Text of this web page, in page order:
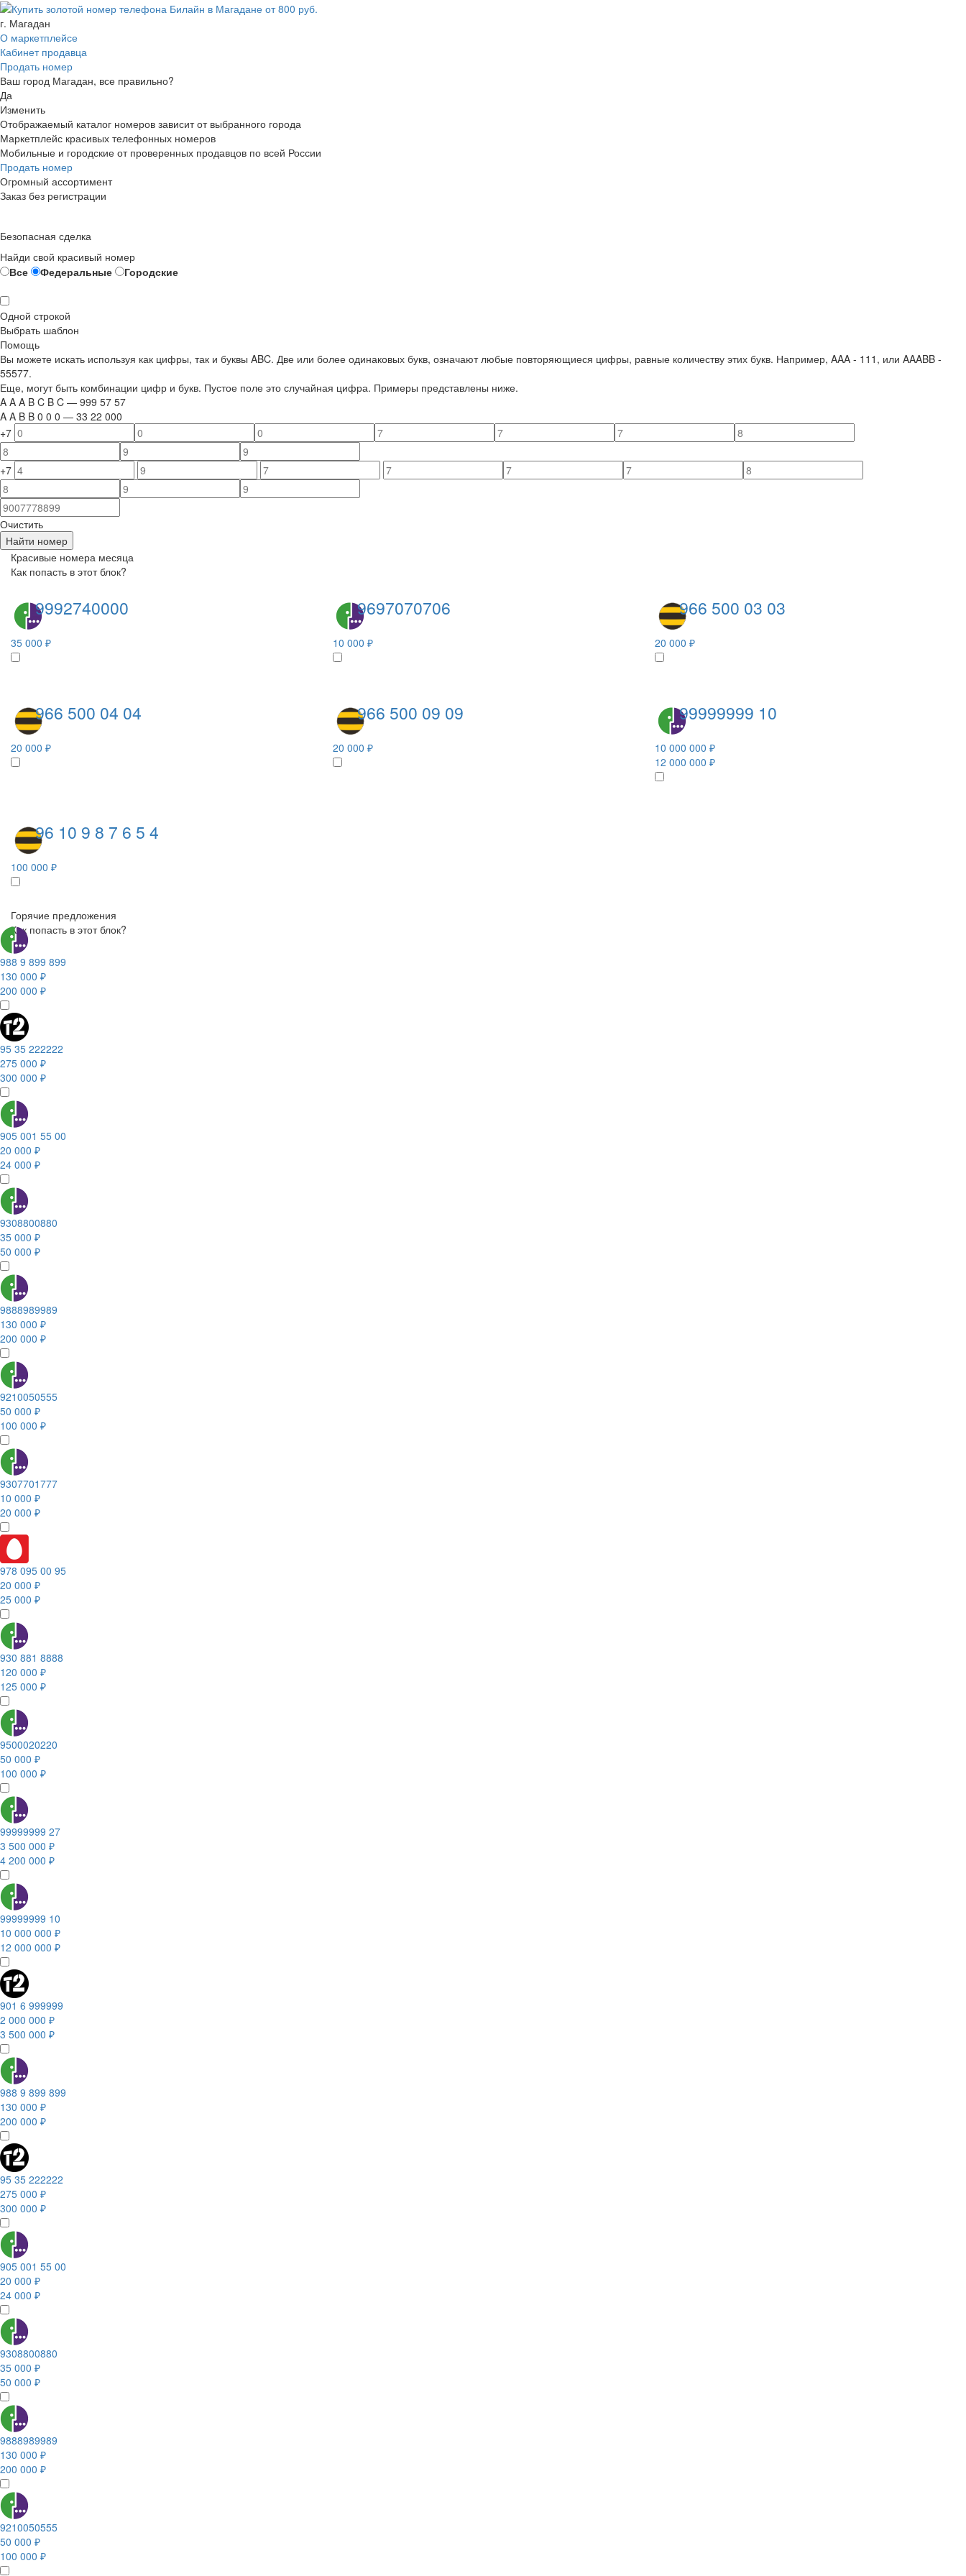
г. Магадан
О маркетплейсе
Кабинет продавца
Продать номер
Ваш город Магадан, все правильно?
Да
Изменить
Отображаемый каталог номеров зависит от выбранного города
Маркетплейс красивых телефонных номеров
Мобильные и городские от проверенных продавцов по всей России
Продать номер
Огромный ассортимент
Заказ без регистрации
Безопасная сделка
Найди свой красивый номер
Все
Федеральные Городские
Одной строкой
Выбрать шаблон
Помощь
Вы можете искать используя как цифры, так и буквы ABC. Две или более одинаковых букв, означают любые повторяющиеся цифры, равные количеству этих букв. Например, AAA - 111 , или AAABB -
55577.
Еще, могут быть комбинации цифр и букв. Пустое поле это случайная цифра. Примеры представлены ниже.
A A A B C B C — 999 57 57
A A B B 0 0 0 — 33 22 000
+7
+7
Очистить
Найти номер
Красивые номера месяца
Как попасть в этот блок?
9992740000
35 000 ₽
9697070706
10 000 ₽
966 500 03 03
20 000 ₽
966 500 04 04
20 000 ₽
966 500 09 09
20 000 ₽
99999999 10
10 000 000 ₽
12 000 000 ₽
96 10 9 8 7 6 5 4
100 000 ₽
Горячие предложения
Как попасть в этот блок?
988 9 899 899
130 000 ₽
200 000 ₽
95 35 222222
275 000 ₽
300 000 ₽
905 001 55 00
20 000 ₽
24 000 ₽
9308800880
35 000 ₽
50 000 ₽
9888989989
130 000 ₽
200 000 ₽
9210050555
50 000 ₽
100 000 ₽
9307701777
10 000 ₽
20 000 ₽
978 095 00 95
20 000 ₽
25 000 ₽
930 881 8888
120 000 ₽
125 000 ₽
9500020220
50 000 ₽
100 000 ₽
99999999 27
3 500 000 ₽
4 200 000 ₽
99999999 10
10 000 000 ₽
12 000 000 ₽
901 6 999999
2 000 000 ₽
3 500 000 ₽
988 9 899 899
130 000 ₽
200 000 ₽
95 35 222222
275 000 ₽
300 000 ₽
905 001 55 00
20 000 ₽
24 000 ₽
9308800880
35 000 ₽
50 000 ₽
9888989989
130 000 ₽
200 000 ₽
9210050555
50 000 ₽
100 000 ₽